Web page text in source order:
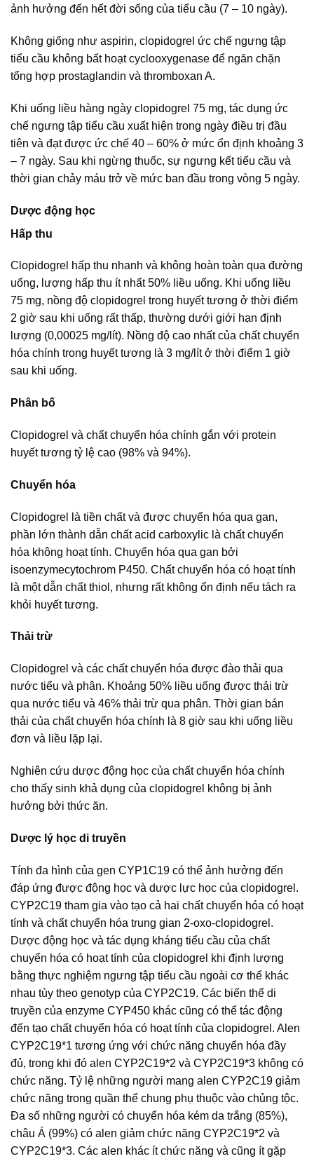
ảnh hưởng đến hết đời sống của tiểu cầu (7 – 10 ngày).
Không giống như aspirin, clopidogrel ức chế ngưng tập
tiểu cầu không bất hoạt cyclooxygenase để ngăn chặn
tổng hợp prostaglandin và thromboxan A.
Khi uống liều hàng ngày clopidogrel 75 mg, tác dụng ức
chế ngưng tập tiểu cầu xuất hiện trong ngày điều trị đầu
tiên và đạt được ức chế 40 – 60% ở mức ổn định khoảng 3
– 7 ngày. Sau khi ngừng thuốc, sự ngưng kết tiểu cầu và
thời gian chảy máu trở về mức ban đầu trong vòng 5 ngày.
Dược động học
Hấp thu
Clopidogrel hấp thu nhanh và không hoàn toàn qua đường
uống, lượng hấp thu ít nhất 50% liều uống. Khi uống liều
75 mg, nồng độ clopidogrel trong huyết tương ở thời điểm
2 giờ sau khi uống rất thấp, thường dưới giới hạn định
lượng (0,00025 mg/lít). Nồng độ cao nhất của chất chuyển
hóa chính trong huyết tương là 3 mg/lít ở thời điểm 1 giờ
sau khi uống.
Phân bố
Clopidogrel và chất chuyển hóa chính gắn với protein
huyết tương tỷ lệ cao (98% và 94%).
Chuyển hóa
Clopidogrel là tiền chất và được chuyển hóa qua gan,
phần lớn thành dẫn chất acid carboxylic là chất chuyển
hóa không hoạt tính. Chuyển hóa qua gan bởi
isoenzymecytochrom P450. Chất chuyển hóa có hoạt tính
là một dẫn chất thiol, nhưng rất không ổn định nếu tách ra
khỏi huyết tương.
Thải trừ
Clopidogrel và các chất chuyển hóa được đào thải qua
nước tiểu và phân. Khoảng 50% liều uống được thải trừ
qua nước tiểu và 46% thải trừ qua phân. Thời gian bán
thải của chất chuyển hóa chính là 8 giờ sau khi uống liều
đơn và liều lặp lại.
Nghiên cứu dược động học của chất chuyển hóa chính
cho thấy sinh khả dụng của clopidogrel không bị ảnh
hưởng bởi thức ăn.
Dược lý học di truyền
Tính đa hình của gen CYP1C19 có thể ảnh hưởng đến
đáp ứng được động học và dược lực học của clopidogrel.
CYP2C19 tham gia vào tạo cả hai chất chuyển hóa có hoạt
tính và chất chuyển hóa trung gian 2-oxo-clopidogrel.
Dược động học và tác dụng kháng tiểu cầu của chất
chuyển hóa có hoạt tính của clopidogrel khi định lượng
bằng thực nghiệm ngưng tập tiểu cầu ngoài cơ thể khác
nhau tùy theo genotyp của CYP2C19. Các biến thể di
truyền của enzyme CYP450 khác cũng có thể tác động
đến tạo chất chuyển hóa có hoạt tính của clopidogrel. Alen
CYP2C19*1 tương ứng với chức năng chuyển hóa đầy
đủ, trong khi đó alen CYP2C19*2 và CYP2C19*3 không có
chức năng. Tỷ lệ những người mang alen CYP2C19 giảm
chức năng trong quần thể chung phụ thuộc vào chủng tộc.
Đa số những người có chuyển hóa kém da trắng (85%),
châu Á (99%) có alen giảm chức năng CYP2C19*2 và
CYP2C19*3. Các alen khác ít chức năng và cũng ít gặp